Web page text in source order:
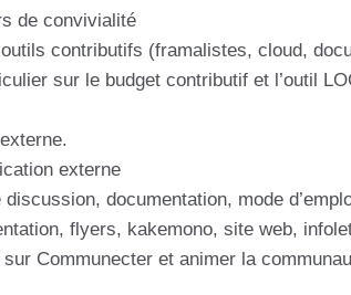
de convivialité
contributifs (framalistes, cloud,
sur le budget contributif et l’outil
externe
documentation, mode
flyers, kakemono, site web,
Communecter et animer la